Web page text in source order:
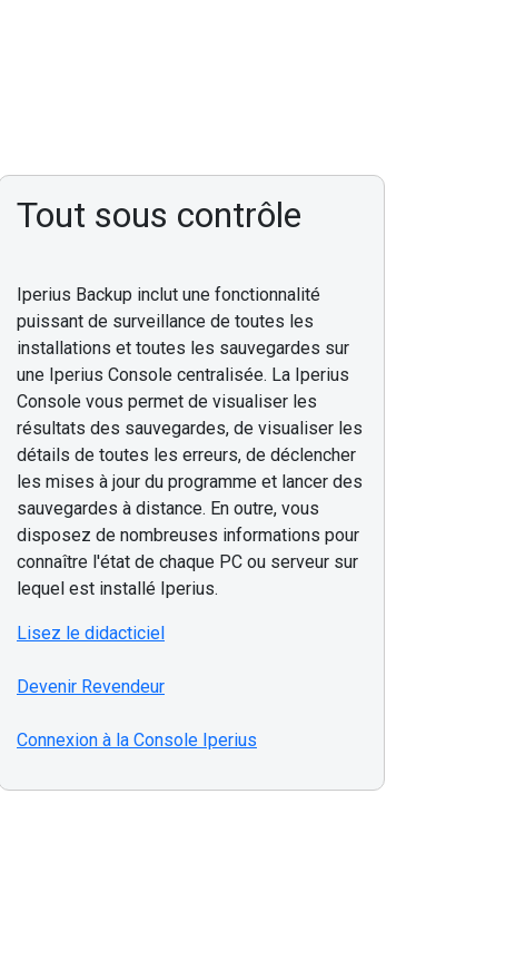
Tout sous contrôle
Iperius Backup inclut une fonctionnalité
puissant de surveillance de toutes les
installations et toutes les sauvegardes sur
une Iperius Console centralisée. La Iperius
Console vous permet de visualiser les
résultats des sauvegardes, de visualiser les
détails de toutes les erreurs, de déclencher
les mises à jour du programme et lancer des
sauvegardes à distance. En outre, vous
disposez de nombreuses informations pour
connaître l'état de chaque PC ou serveur sur
lequel est installé Iperius.
Lisez le didacticiel
Devenir Revendeur
Connexion à la Console Iperius